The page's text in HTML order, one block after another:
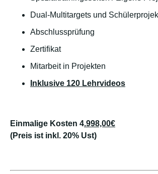
Dual-Multitargets und
Abschlussprüfung
Zertifikat
Mitarbeit in Projekten
Inklusive 120 Lehrvideos
Einmalige Kosten 4.998,00€
(Preis ist inkl. 20% Ust)